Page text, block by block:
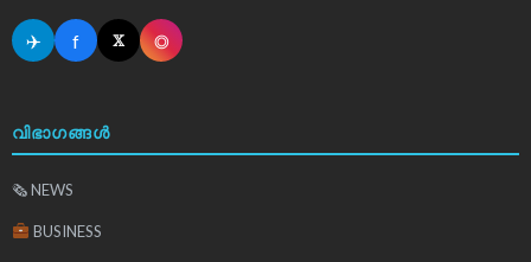
✈ f 𝕏 ◎
വിഭാഗങ്ങൾ
🗞 NEWS
BUSINESS